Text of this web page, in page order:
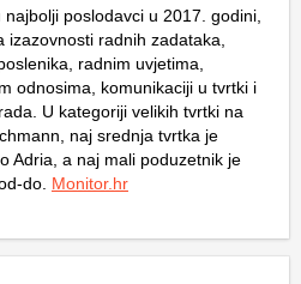
poslodavci u 2017. godini,
izazovnosti radnih zadataka,
radnim uvjetima,
odnosima, komunikaciji u tvrtki i
U kategoriji velikih tvrtki na
naj srednja tvrtka je
Adria, a naj mali poduzetnik je
do. Monitor.hr